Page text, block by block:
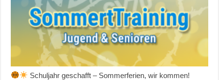
Schuljahr geschafft – Sommerferien, wir kommen!